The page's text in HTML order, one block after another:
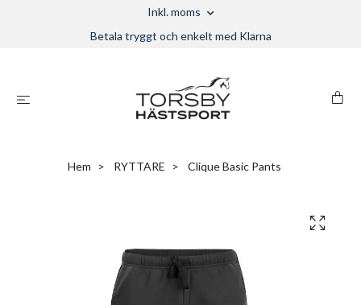
Inkl. moms
Betala tryggt och enkelt med Klarna
Hem RYTTARE Clique Basic Pants